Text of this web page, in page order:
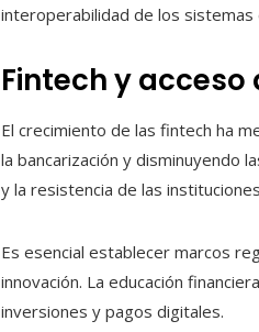
interoperabilidad de los sistemas
Fintech y
El crecimiento de las fintech ha
la bancarización y disminuyendo
y la resistencia de las
Es esencial establecer marcos
innovación. La educación
inversiones y pagos digitales.